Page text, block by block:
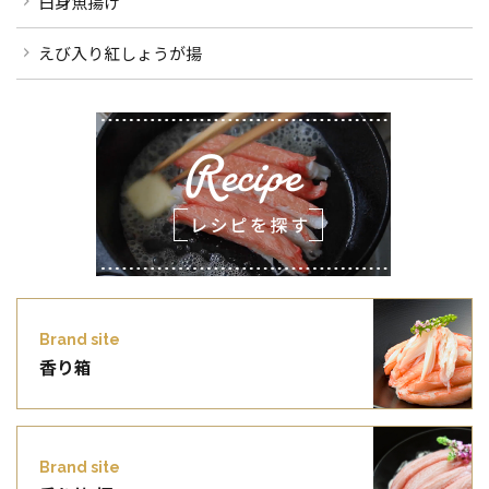
えび入り紅しょうが揚
Brand site
香り箱
Brand site